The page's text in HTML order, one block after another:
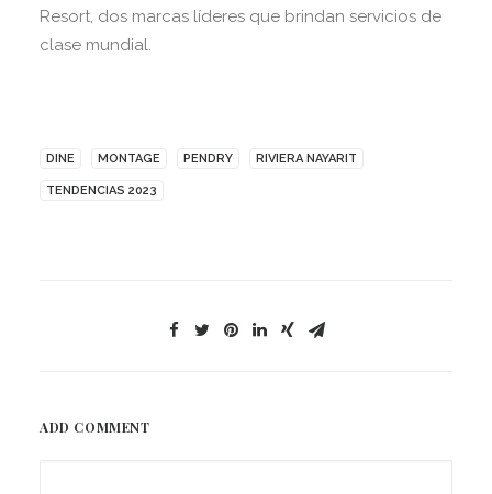
Resort, dos marcas líderes que brindan servicios de
clase mundial.
DINE MONTAGE PENDRY RIVIERA NAYARIT
TENDENCIAS 2023
ADD COMMENT